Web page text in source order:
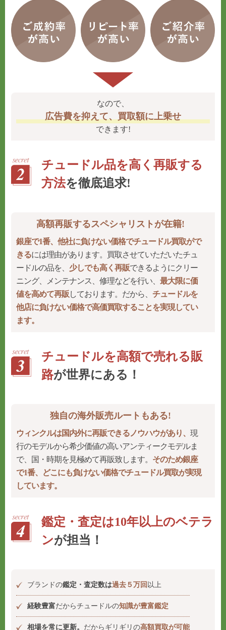
なので、
広告費を抑えて、買取額に上乗せ
できます!
チュードル品を高く再販する
方法を徹底追求!
高額再販するスペシャリストが在籍!
銀座で1番、他社に負けない価格でチュードル買取がで
きるには理由があります。買取させていただいたチュ
ードルの品を、 少しでも高く再販できるようにクリー
ニング、メンテナンス、修理などを行い、最大限に価
値を高めて再販しております。だから、チュードルを
他店に負けない価格で高価買取することを実現してい
ます。
チュードルを高額で売れる販
路が世界にある！
独自の海外販売ルートもある!
ウィンクルは国内外に再販できるノウハウがあり、現
行のモデルから希少価値の高いアンティークモデルま
で、国・時期を見極めて再販致します。 そのため銀座
で1番、どこにも負けない価格でチュードル買取が実現
しています。
鑑定・査定は10年以上のベテラ
ンが担当！
ブランドの鑑定・査定数は過去５万回 以上
経験豊富だからチュードルの知識が豊富鑑定
相場を常に更新。 だからギリギリの高額買取が可能